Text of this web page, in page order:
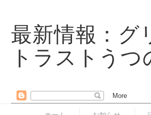
最新情報：グ
トラストうつ